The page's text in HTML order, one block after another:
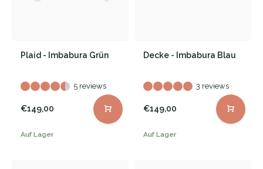
Plaid - Imbabura Grün
5 reviews
€149,00
Auf Lager
Decke - Imbabura Blau
3 reviews
€149,00
Auf Lager